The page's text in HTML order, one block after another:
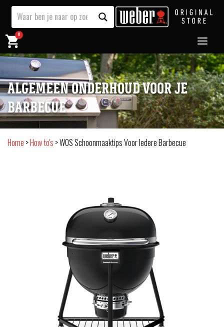
0
ALGEMEEN ONDERHOUD VOOR JE
BARBECUE
Home >How to's >WOS Schoonmaaktips Voor Iedere Barbecue